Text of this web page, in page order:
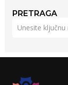
PRETRAGA